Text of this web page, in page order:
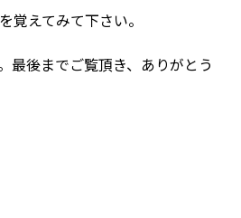
覚えてみて下さい。
最後までご覧頂き、ありがとう